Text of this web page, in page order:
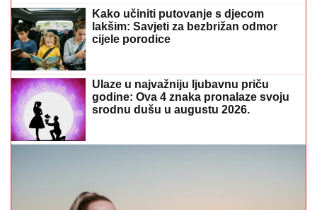
Kako učiniti putovanje s djecom
lakšim: Savjeti za bezbrižan odmor
cijele porodice
Ulaze u najvažniju ljubavnu priču
godine: Ova 4 znaka pronalaze svoju
srodnu dušu u augustu 2026.